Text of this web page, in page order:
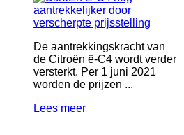
De aantrekkingskracht van
de Citroën ë-C4 wordt verder
versterkt. Per 1 juni 2021
worden de prijzen ...
Lees meer